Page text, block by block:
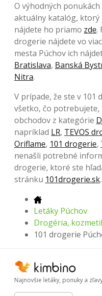
O výhodných
aktuálny katalóg, ktorý
nájdete ho priamo zde.
drogerie nájdete vo
mesta Púchov ich
Bratislava, Banská
Nitra.
V prípade, že ste v 101
všetko, čo
obchodov z kategórie
napríklad LR, TEVOS
Oriflame, 101 drogerie,
nenašli potrebné
drogerie, ktoré ste
stránku 101drogerie.sk.
Letáky Púchov
Drogéria,
101 drogerie
Najnovšie letáky, ponuky a